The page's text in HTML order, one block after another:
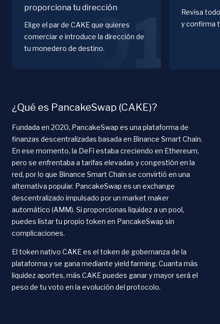
proporciona tu dirección
Elige el par de CAKE que quieres
comerciar e introduce la dirección de
tu monedero de destino.01
Revisa
y confirma
¿Qué es PancakeSwap (CAKE)?
Fundada en 2020, PancakeSwap es una plataforma de
finanzas descentralizadas basada en Binance Smart Chain.
En ese momento, la DeFi estaba creciendo en Ethereum,
pero se enfrentaba a tarifas elevadas y congestión en la
red, por lo que Binance Smart Chain se convirtió en una
alternativa popular. PancakeSwap es un exchange
descentralizado impulsado por un market maker
automático (AMM). Si proporcionas liquidez a un pool,
puedes listar tu propio token en PancakeSwap sin
complicaciones.
El token nativo CAKE es el token de gobernanza de la
plataforma y se gana mediante yield farming. Cuanta más
liquidez aportes, más CAKE puedes ganar y mayor será el
peso de tu voto en la evolución del protocolo.